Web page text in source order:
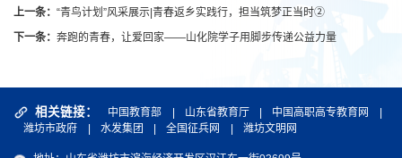
上一条： “青鸟计划”风采展示|青春返乡实践行，担当筑梦正当时②
下一条： 奔跑的青春，让爱回家——山化院学子用脚步传递公益力量
相关链接： 中国教育部 | 山东省教育厅 | 中国高职高专教育网
|
潍坊市政府
| 水发集团 | 全国征兵网 | 潍坊文明网